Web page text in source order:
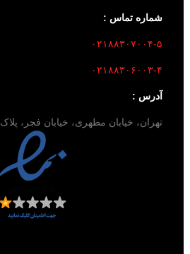
شماره تماس :
۰۲۱۸۸۳۰۷۰۰۴-۵
۰۲۱۸۸۳۰۶۰۰۳-۴
آدرس :
تهران، خیابان مطهری، خیابان فجر، پلاک ۳۲ و ۳۶